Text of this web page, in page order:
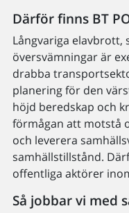
Därför finns BT
Långvariga elavbrott,
översvämningar är
drabba
planering för den
höjd beredskap och
förmågan att motstå
och leverera
samhällstillstånd.
offentliga aktörer
Så jobbar vi med